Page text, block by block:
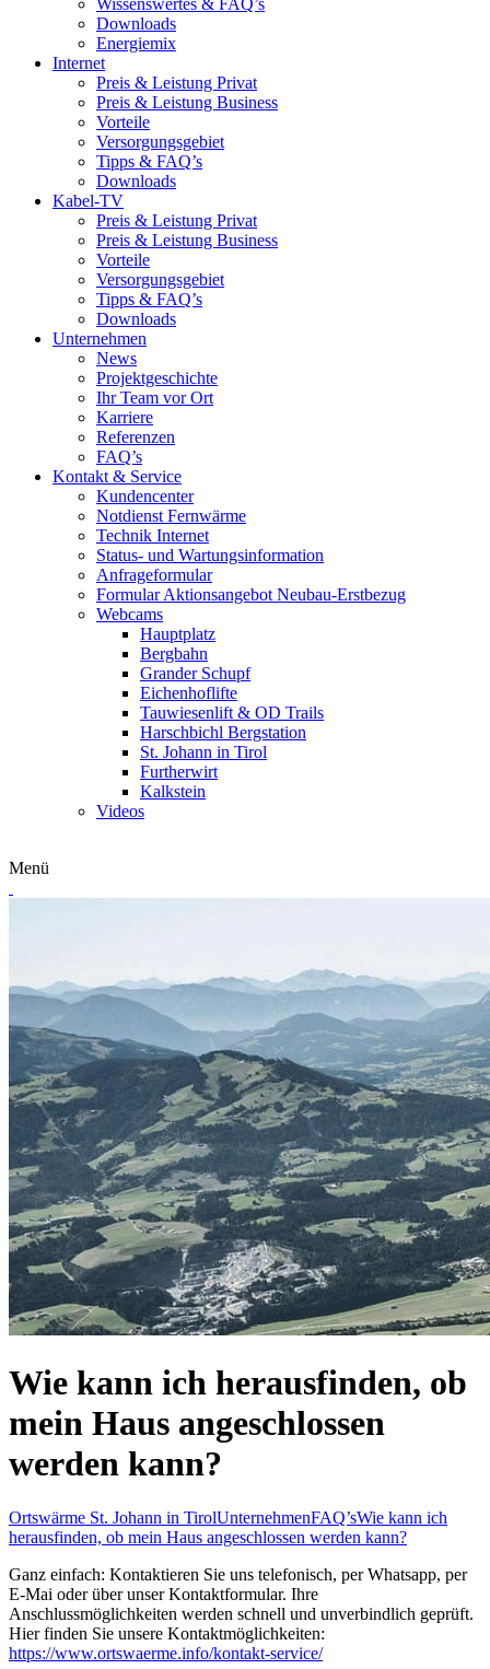
Wissenswertes & FAQ’s
Downloads
Energiemix
Internet
Preis & Leistung Privat
Preis & Leistung Business
Vorteile
Versorgungsgebiet
Tipps & FAQ’s
Downloads
Kabel-TV
Preis & Leistung Privat
Preis & Leistung Business
Vorteile
Versorgungsgebiet
Tipps & FAQ’s
Downloads
Unternehmen
News
Projektgeschichte
Ihr Team vor Ort
Karriere
Referenzen
FAQ’s
Kontakt & Service
Kundencenter
Notdienst Fernwärme
Technik Internet
Status- und Wartungsinformation
Anfrageformular
Formular Aktionsangebot Neubau-Erstbezug
Webcams
Hauptplatz
Bergbahn
Grander Schupf
Eichenhoflifte
Tauwiesenlift & OD Trails
Harschbichl Bergstation
St. Johann in Tirol
Furtherwirt
Kalkstein
Videos
Menü
Wie kann ich herausfinden, ob
mein Haus angeschlossen
werden kann?
Ortswärme St. Johann in TirolUnternehmenFAQ’sWie kann ich
herausfinden, ob mein Haus angeschlossen werden kann?
Ganz einfach: Kontaktieren Sie uns telefonisch, per Whatsapp, per
E-Mai oder über unser Kontaktformular. Ihre
Anschlussmöglichkeiten werden schnell und unverbindlich geprüft.
Hier finden Sie unsere Kontaktmöglichkeiten:
https://www.ortswaerme.info/kontakt-service/